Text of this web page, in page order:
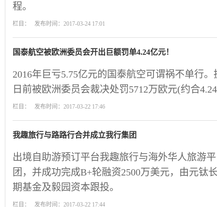
程。
栏目： 发布时间：2017-03-24 17:01
国泰航空被欧洲委员会开出巨额罚单4.24亿元！
2016年巨亏5.75亿元的国泰航空可谓祸不单行
日前被欧洲委员会裁决处罚5712万欧元(约合
栏目： 发布时间：2017-03-22 17:46
我趣旅行与路路行合并成立我行集团
出境自助游预订平台我趣旅行与海外华人旅游
团，并成功完成B+轮融资2500万美元，由元钛
期基金及毅园资本跟投。
栏目： 发布时间：2017-03-22 17:44